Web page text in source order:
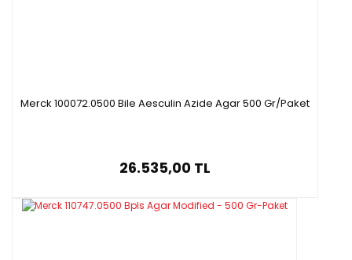
Merck 100072.0500 Bile Aesculin Azide Agar 500 Gr/Paket
26.535,00 TL